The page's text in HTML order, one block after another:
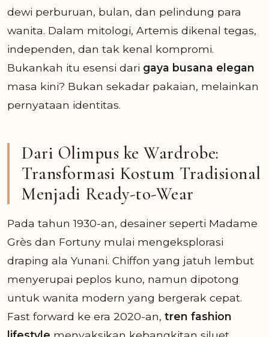
dewi perburuan, bulan, dan pelindung para
wanita. Dalam mitologi, Artemis dikenal tegas,
independen, dan tak kenal kompromi.
Bukankah itu esensi dari gaya busana elegan
masa kini? Bukan sekadar pakaian, melainkan
pernyataan identitas.
Dari Olimpus ke Wardrobe:
Transformasi Kostum Tradisional
Menjadi Ready-to-Wear
Pada tahun 1930-an, desainer seperti Madame
Grès dan Fortuny mulai mengeksplorasi
draping ala Yunani. Chiffon yang jatuh lembut
menyerupai peplos kuno, namun dipotong
untuk wanita modern yang bergerak cepat.
Fast forward ke era 2020-an, tren fashion